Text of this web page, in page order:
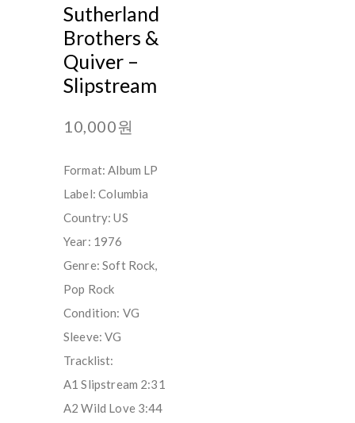
Sutherland
Brothers &
Quiver –
Slipstream
10,000원
Format: Album LP
Label: Columbia
Country: US
Year: 1976
Genre: Soft Rock,
Pop Rock
Condition: VG
Sleeve: VG
Tracklist:
A1 Slipstream 2:31
A2 Wild Love 3:44